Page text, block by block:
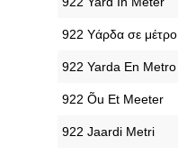
‎922 Υάρδα σε μέτρο
‎922 Yarda En Metro
‎922 Õu Et Meeter
‎922 Jaardi Metri